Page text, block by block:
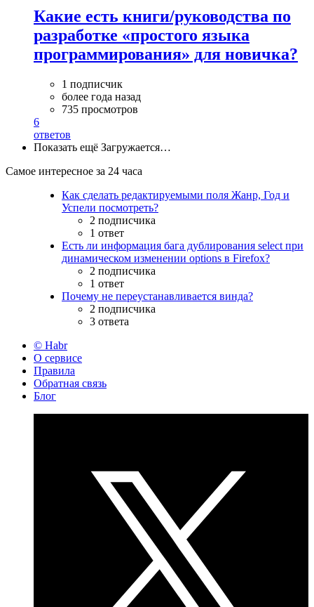
Какие есть книги/руководства по
разработке «простого языка
программирования» для новичка?
1 подписчик
более года назад
735 просмотров
6
ответов
Показать ещё Загружается…
Самое интересное за 24 часа
Как сделать редактируемыми поля Жанр, Год и
Успели посмотреть?
2 подписчика
1 ответ
Есть ли информация бага дублирования select при
динамическом изменении options в Firefox?
2 подписчика
1 ответ
Почему не переустанавливается винда?
2 подписчика
3 ответа
© Habr
О сервисе
Правила
Обратная связь
Блог